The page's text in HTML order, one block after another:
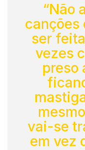
“Não
canções
ser
vezes
preso
vai-se
em vez